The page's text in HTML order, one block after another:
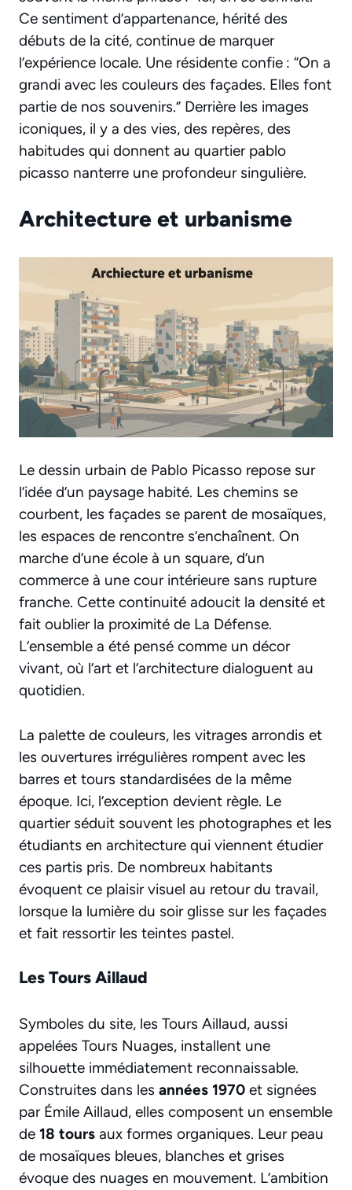
Ce sentiment d’appartenance, hérité des
débuts de la cité, continue de marquer
l’expérience locale. Une résidente confie : “On a
grandi avec les couleurs des façades. Elles font
partie de nos souvenirs.” Derrière les images
iconiques, il y a des vies, des repères, des
habitudes qui donnent au quartier pablo
picasso nanterre une profondeur singulière.
Architecture et urbanisme
Le dessin urbain de Pablo Picasso repose sur
l’idée d’un paysage habité. Les chemins se
courbent, les façades se parent de mosaïques,
les espaces de rencontre s’enchaînent. On
marche d’une école à un square, d’un
commerce à une cour intérieure sans rupture
franche. Cette continuité adoucit la densité et
fait oublier la proximité de La Défense.
L’ensemble a été pensé comme un décor
vivant, où l’art et l’architecture dialoguent au
quotidien.
La palette de couleurs, les vitrages arrondis et
les ouvertures irrégulières rompent avec les
barres et tours standardisées de la même
époque. Ici, l’exception devient règle. Le
quartier séduit souvent les photographes et les
étudiants en architecture qui viennent étudier
ces partis pris. De nombreux habitants
évoquent ce plaisir visuel au retour du travail,
lorsque la lumière du soir glisse sur les façades
et fait ressortir les teintes pastel.
Les Tours Aillaud
Symboles du site, les Tours Aillaud, aussi
appelées Tours Nuages, installent une
silhouette immédiatement reconnaissable.
Construites dans les années 1970 et signées
par Émile Aillaud, elles composent un ensemble
de 18 tours aux formes organiques. Leur peau
de mosaïques bleues, blanches et grises
évoque des nuages en mouvement. L’ambition